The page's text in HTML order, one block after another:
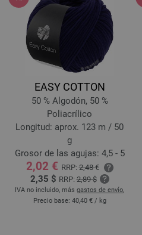
EASY COTTON
50 % Algodón, 50 %
Poliacrílico
Longitud: aprox. 123 m / 50
g
Grosor de las agujas: 4,5 - 5
2,02 € RRP:2,48 €
2,35 $ RRP:2,89 $
IVA no incluido, más gastos de envío,
Precio base: 40,40 € / kg